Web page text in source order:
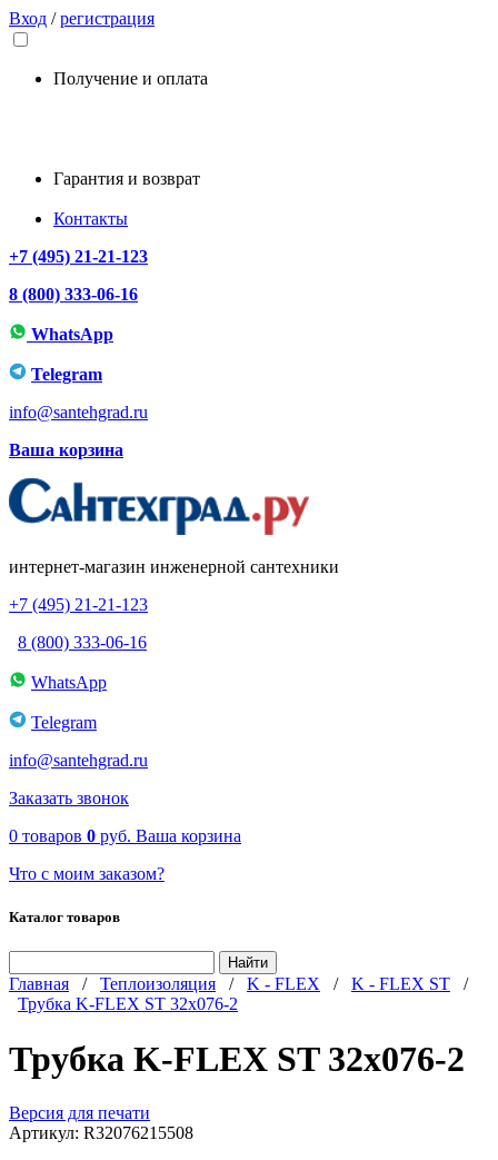
Вход /регистрация
Получение и оплата
Гарантия и возврат
Контакты
+7 (495) 21-21-123
8 (800) 333-06-16
WhatsApp
Telegram
info@santehgrad.ru
Ваша корзина
интернет-магазин инженерной сантехники
+7 (495) 21-21-123
8 (800) 333-06-16
WhatsApp
Telegram
info@santehgrad.ru
Заказать звонок
0 товаров 0 руб. Ваша корзина
Что с моим заказом?
Каталог товаров
Главная / Теплоизоляция / K - FLEX / K - FLEX ST /
Трубка K-FLEX ST 32х076-2
Трубка K-FLEX ST 32х076-2
Версия для печати
Артикул: R32076215508